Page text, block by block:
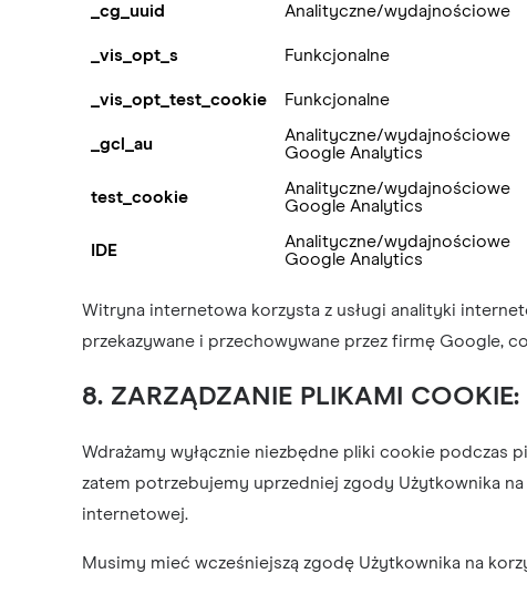
_cg_uuid
Analityczne/wydajnościowe
_vis_opt_s Funkcjonalne
_vis_opt_test_cookie
Funkcjonalne
_gcl_au
Analityczne/wydajnościowe
Google Analytics
test_cookie
Analityczne/wydajnościowe
Google Analytics
IDE
Analityczne/wydajnościowe
Google Analytics
Witryna internetowa korzysta z usługi analityki
przekazywane i przechowywane przez firmę Google,
8. ZARZĄDZANIE PLIKAMI
Wdrażamy wyłącznie niezbędne pliki cookie podczas
zatem potrzebujemy uprzedniej zgody Użytkownika
internetowej.
Musimy mieć wcześniejszą zgodę Użytkownika na